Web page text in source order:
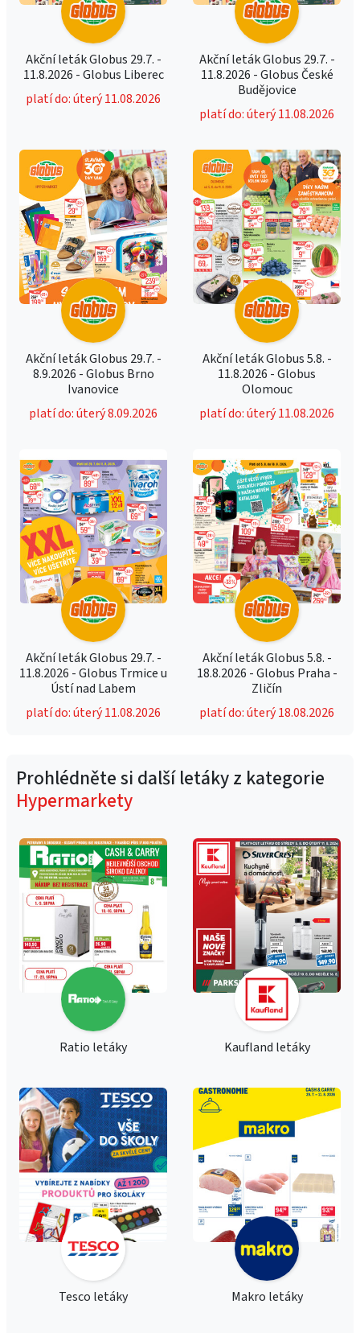
Akční leták Globus 29.7. -
11.8.2026 - Globus Liberec
platí do: úterý 11.08.2026
Akční leták Globus 29.7. -
11.8.2026 - Globus České
Budějovice
platí do: úterý 11.08.2026
Akční leták Globus 29.7. -
8.9.2026 - Globus Brno
Ivanovice
platí do: úterý 8.09.2026
Akční leták Globus 5.8. -
11.8.2026 - Globus
Olomouc
platí do: úterý 11.08.2026
Akční leták Globus 29.7. -
11.8.2026 - Globus Trmice u
Ústí nad Labem
platí do: úterý 11.08.2026
Akční leták Globus 5.8. -
18.8.2026 - Globus Praha -
Zličín
platí do: úterý 18.08.2026
Prohlédněte si další letáky z kategorie
Hypermarkety
Ratio letáky Kaufland letáky
Tesco letáky Makro letáky